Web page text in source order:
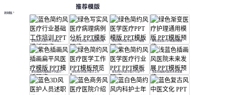
推荐模版
更多模板
蓝色简约风医疗行业基础工作培训 绿色写实风医疗病理病例分析 绿色简约风医学医疗PPT模版 绿色渐变医疗护理通用模版
紫色插画风插画扁平风医疗模版 绿色简约风医疗医学工作 紫色简约风医学医疗行业PPT 浅蓝色插画风医院未来发展